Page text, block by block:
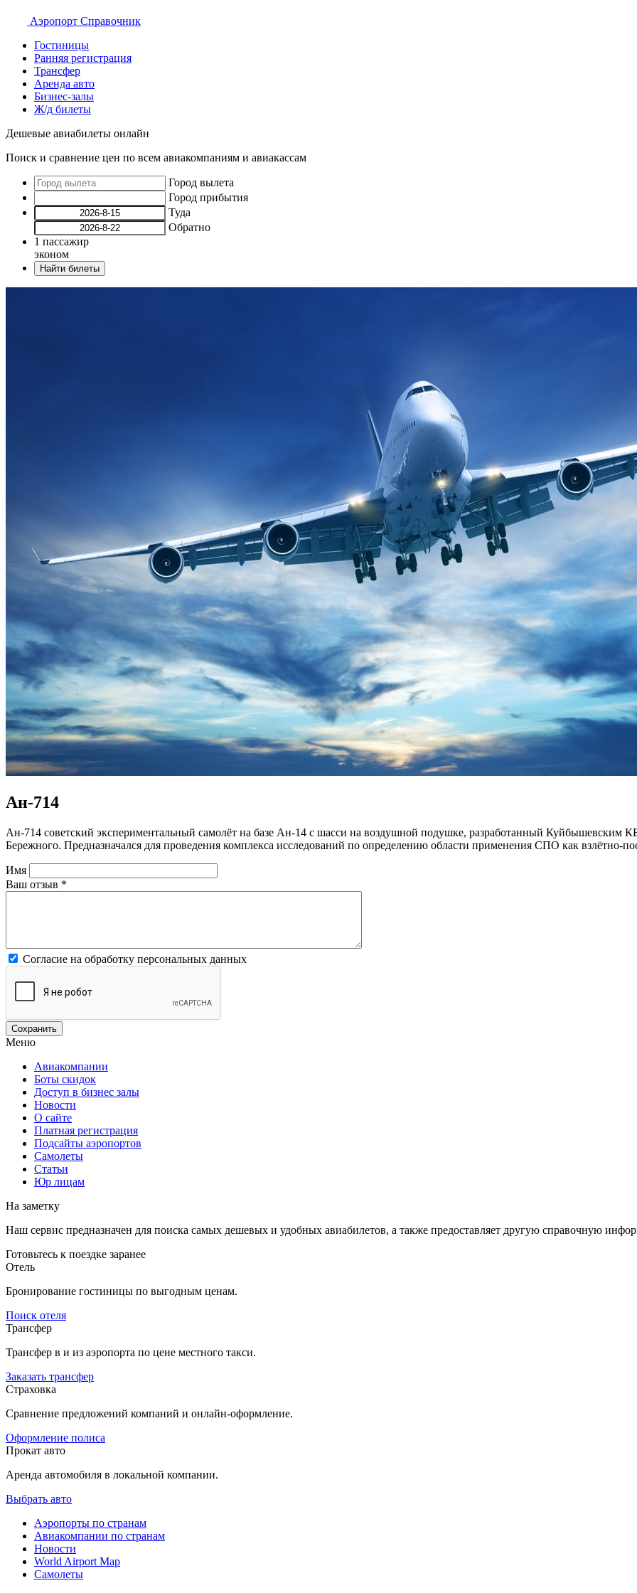
Аэропорт Справочник
Гостиницы
Ранняя регистрация
Трансфер
Аренда авто
Бизнес-залы
Ж/д билеты
Дешевые авиабилеты онлайн
Поиск и сравнение цен по всем авиакомпаниям и авиакассам
Город вылета
Город прибытия
Туда
Обратно
1 пассажир
эконом
Найти билеты
Ан-714
Ан-714 советский экспериментальный самолёт на базе Ан-14 с шасси на воздушной подушке, разработанный Куйбышевским
Бережного. Предназначался для проведения комплекса исследований по определению области применения СПО как взлётно-
Имя
Ваш отзыв *
Согласие на обработку персональных данных
Меню
Авиакомпании
Боты скидок
Доступ в бизнес залы
Новости
О сайте
Платная регистрация
Подсайты аэропортов
Самолеты
Статьи
Юр лицам
На заметку
Наш сервис предназначен для поиска самых дешевых и удобных авиабилетов, а также предоставляет другую справочную
Готовьтесь к поездке заранее
Отель
Бронирование гостиницы по выгодным ценам.
Поиск отеля
Трансфер
Трансфер в и из аэропорта по цене местного такси.
Заказать трансфер
Страховка
Сравнение предложений компаний и онлайн-оформление.
Оформление полиса
Прокат авто
Аренда автомобиля в локальной компании.
Выбрать авто
Аэропорты по странам
Авиакомпании по странам
Новости
World Airport Map
Самолеты